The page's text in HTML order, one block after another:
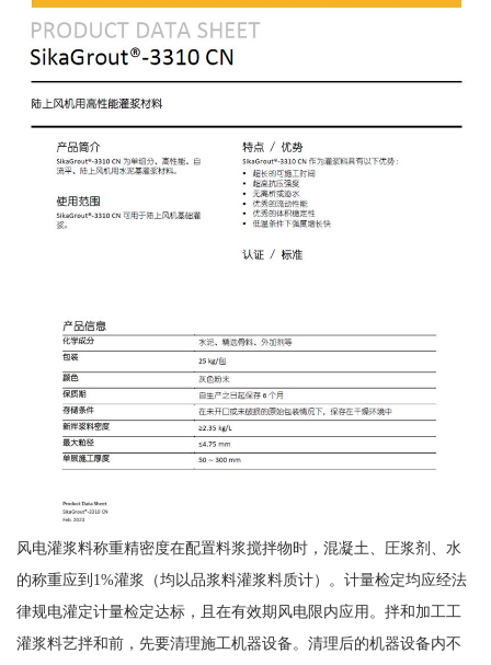
风电灌浆料称重精密度在配置料浆搅拌物时，混凝土、圧浆剂、水
的称重应到1%灌浆（均以品浆料灌浆料质计）。计量检定均应经法
律规电灌定计量检定达标，且在有效期风电限内应用。拌和加工工
灌浆料艺拌和前，先要清理施工机器设备。清理后的机器设备内不